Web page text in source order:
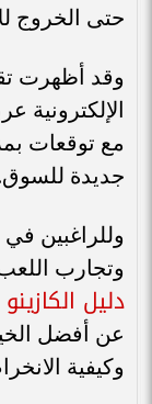
حتى الخروج
وقد أظهرت
الإلكترونية
مع توقعات
جديدة
وللراغبين
وتجارب
دليل
عن أفضل
وكيفية